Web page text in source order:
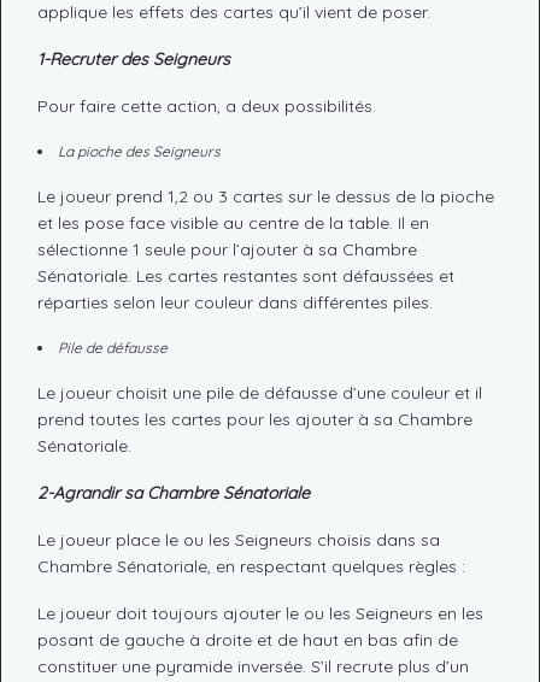
applique les effets des cartes qu’il vient de poser.
1-Recruter des Seigneurs
Pour faire cette action, a deux possibilités.
La pioche des Seigneurs
Le joueur prend 1,2 ou 3 cartes sur le dessus de la pioche
et les pose face visible au centre de la table. Il en
sélectionne 1 seule pour l’ajouter à sa Chambre
Sénatoriale. Les cartes restantes sont défaussées et
réparties selon leur couleur dans différentes piles.
Pile de défausse
Le joueur choisit une pile de défausse d’une couleur et il
prend toutes les cartes pour les ajouter à sa Chambre
Sénatoriale.
2-Agrandir sa Chambre Sénatoriale
Le joueur place le ou les Seigneurs choisis dans sa
Chambre Sénatoriale, en respectant quelques règles :
Le joueur doit toujours ajouter le ou les Seigneurs en les
posant de gauche à droite et de haut en bas afin de
constituer une pyramide inversée. S’il recrute plus d’un